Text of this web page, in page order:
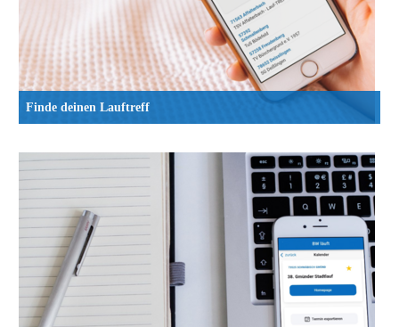
Finde deinen Lauftreff